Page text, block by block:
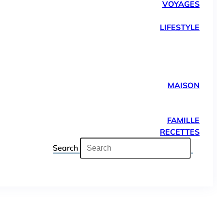
VOYAGES
LIFESTYLE
MAISON
FAMILLE
RECETTES
Search